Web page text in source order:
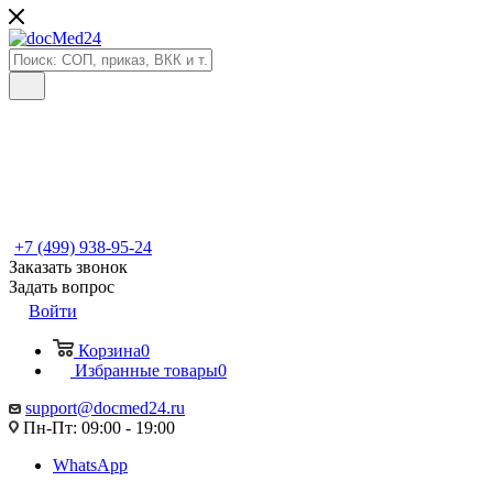
+7 (499) 938-95-24
Заказать звонок
Задать вопрос
Войти
Корзина0
Избранные товары0
support@docmed24.ru
Пн-Пт: 09:00 - 19:00
WhatsApp